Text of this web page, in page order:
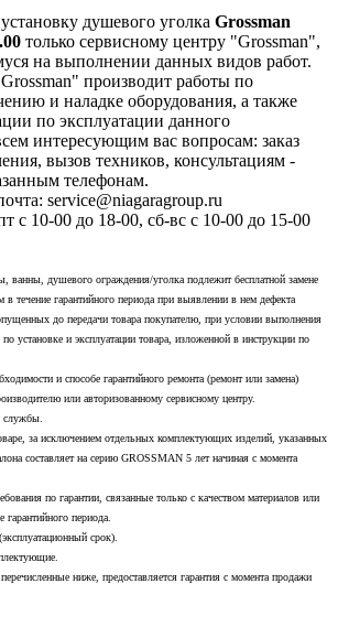
душевого уголка Grossman
только сервисному центру "Grossman",
на выполнении данных видов работ.
производит работы по
и наладке оборудования, а также
по эксплуатации данного
интересующим вас вопросам: заказ
вызов техников, консультациям -
телефонам.
service@niagaragroup.ru
с 10-00 до 18-00, сб-вс с 10-00 до 15-00
ванны, душевого ограждения/уголка подлежит бесплатной замене
течение гарантийного периода при выявлении в нем дефекта
до передачи товара покупателю, при условии выполнения
установке и эксплуатации товара, изложенной в инструкции по
и способе гарантийного ремонта (ремонт или замена)
или авторизованному сервисному центру.
службы.
за исключением отдельных комплектующих изделий, указанных
составляет на серию GROSSMAN 5 лет начиная с момента
по гарантии, связанные только с качеством материалов или
гарантийного периода.
срок).
ниже, предоставляется гарантия с момента продажи